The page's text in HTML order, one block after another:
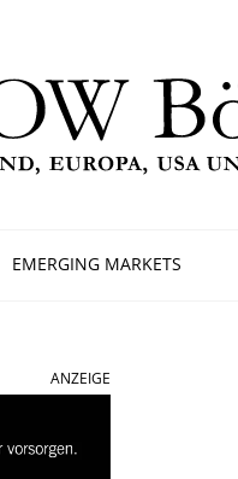
EMERGING MARKETS
ANZEIGE